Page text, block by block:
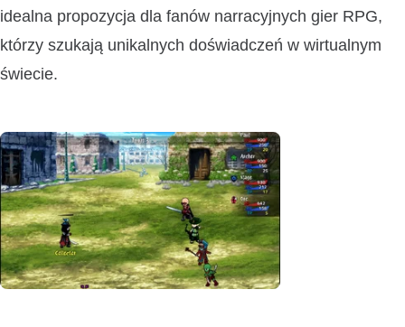
idealna propozycja dla fanów narracyjnych gier RPG,
którzy szukają unikalnych doświadczeń w wirtualnym
świecie.